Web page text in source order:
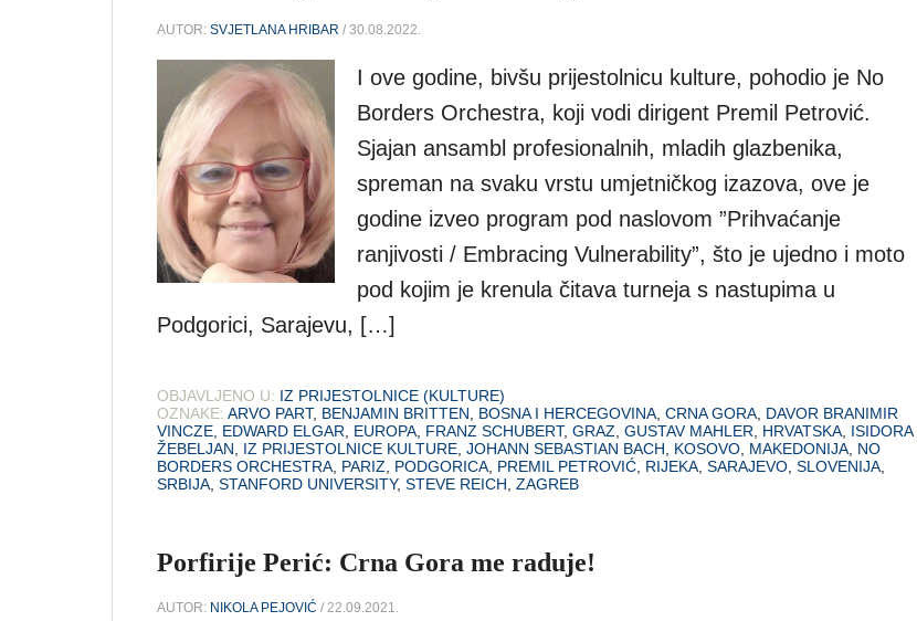
AUTOR: SVJETLANA HRIBAR / 30.08.2022.
I ove godine, bivšu prijestolnicu kulture, pohodio je No
Borders Orchestra, koji vodi dirigent Premil Petrović.
Sjajan ansambl profesionalnih, mladih glazbenika,
spreman na svaku vrstu umjetničkog izazova, ove je
godine izveo program pod naslovom ”Prihvaćanje
ranjivosti / Embracing Vulnerability”, što je ujedno i moto
pod kojim je krenula čitava turneja s nastupima u
Podgorici, Sarajevu, […]
OBJAVLJENO U: IZ PRIJESTOLNICE (KULTURE)
OZNAKE: ARVO PART, BENJAMIN BRITTEN BOSNA I HERCEGOVINA CRNA GORA DAVOR BRANIMIR
VINCZE EDWARD ELGAR EUROPA FRANZ SCHUBERT, GRAZ GUSTAV MAHLER HRVATSKA ISIDORA
ŽEBELJAN
IZ PRIJESTOLNICE KULTURE JOHANN SEBASTIAN BACH KOSOVO MAKEDONIJA NO
BORDERS ORCHESTRA PARIZ PODGORICA PREMIL PETROVIĆ RIJEKA SARAJEVO SLOVENIJA
SRBIJA STANFORD UNIVERSITY, STEVE REICH ZAGREB
Porfirije Perić: Crna Gora me raduje!
AUTOR: NIKOLA PEJOVIĆ / 22.09.2021.